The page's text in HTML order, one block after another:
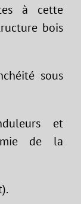
à cette
bois
sous
et
de la